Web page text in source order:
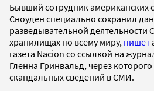
Бывший сотрудник американских
Сноуден специально сохранил
разведывательной деятельности
хранилищах по всему миру, пишет
газета Nacion со ссылкой на
Гленна Гринвальд, через
скандальных сведений в СМИ.